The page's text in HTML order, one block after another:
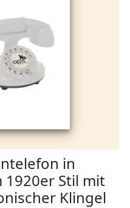
in
Stil mit
Klingel